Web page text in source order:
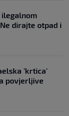
ilegalnom
dirajte otpad i
'krtica'
povjerljive